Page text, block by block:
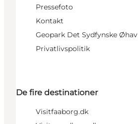
Pressefoto
Kontakt
Geopark Det Sydfynske Øhav
Privatlivspolitik
De fire destinationer
Visitfaaborg.dk